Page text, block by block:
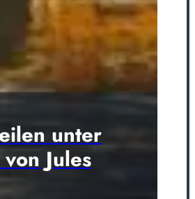
unter
Jules